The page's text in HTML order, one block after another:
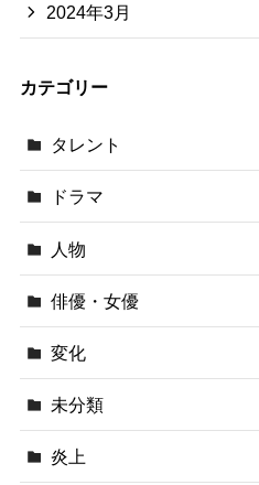
2024年3月
カテゴリー
タレント
ドラマ
人物
俳優・女優
変化
未分類
炎上